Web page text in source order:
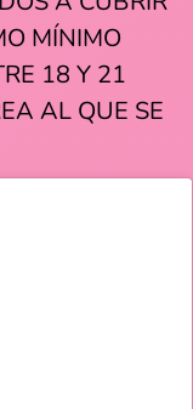
MÍNIMO
18 Y 21
AL QUE SE